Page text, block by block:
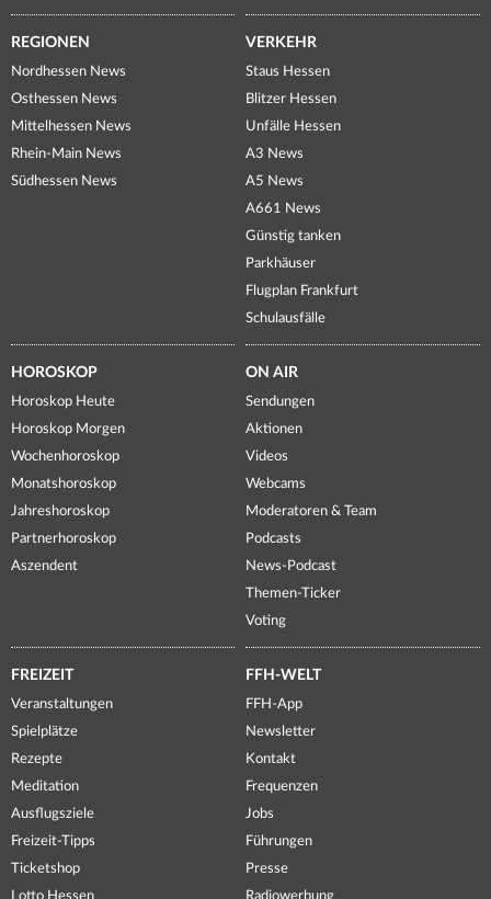
REGIONEN
Nordhessen News
Osthessen News
Mittelhessen News
Rhein-Main News
Südhessen News
VERKEHR
Staus Hessen
Blitzer Hessen
Unfälle Hessen
A3 News
A5 News
A661 News
Günstig tanken
Parkhäuser
Flugplan Frankfurt
Schulausfälle
HOROSKOP
Horoskop Heute
Horoskop Morgen
Wochenhoroskop
Monatshoroskop
Jahreshoroskop
Partnerhoroskop
Aszendent
ON AIR
Sendungen
Aktionen
Videos
Webcams
Moderatoren & Team
Podcasts
News-Podcast
Themen-Ticker
Voting
FREIZEIT
Veranstaltungen
Spielplätze
Rezepte
Meditation
Ausflugsziele
Freizeit-Tipps
Ticketshop
Lotto Hessen
FFH-WELT
FFH-App
Newsletter
Kontakt
Frequenzen
Jobs
Führungen
Presse
Radiowerbung